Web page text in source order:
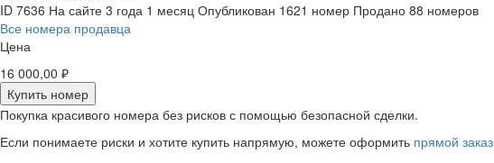
ID 7636 На сайте 3 года 1 месяц Опубликован 1621 номер Продано 88 номеров
Все номера продавца
Цена
16 000,00 ₽
Купить номер
Покупка красивого номера без рисков с помощью безопасной сделки.
Если понимаете риски и хотите купить напрямую, можете оформить прямой заказ